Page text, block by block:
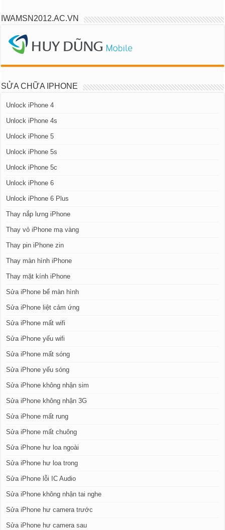
IWAMSN2012.AC.VN
SỬA CHỮA IPHONE
Unlock iPhone 4
Unlock iPhone 4s
Unlock iPhone 5
Unlock iPhone 5s
Unlock iPhone 5c
Unlock iPhone 6
Unlock iPhone 6 Plus
Thay nắp lưng iPhone
Thay vỏ iPhone mạ vàng
Thay pin iPhone zin
Thay màn hình iPhone
Thay mặt kính iPhone
Sửa iPhone bể màn hình
Sửa iPhone liệt cảm ứng
Sửa iPhone mất wifi
Sửa iPhone yếu wifi
Sửa iPhone mất sóng
Sửa iPhone yếu sóng
Sửa iPhone không nhận sim
Sửa iPhone không nhận 3G
Sửa iPhone mất rung
Sửa iPhone mất chuông
Sửa iPhone hư loa ngoài
Sửa iPhone hư loa trong
Sửa iPhone lỗi IC Audio
Sửa iPhone không nhận tai nghe
Sửa iPhone hư camera trước
Sửa iPhone hư camera sau